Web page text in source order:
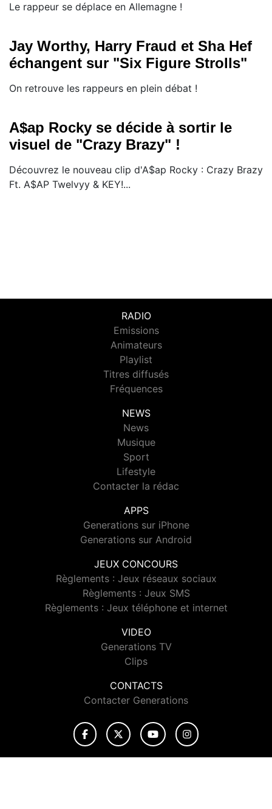
Le rappeur se déplace en Allemagne !
Jay Worthy, Harry Fraud et Sha Hef
échangent sur "Six Figure Strolls"
On retrouve les rappeurs en plein débat !
A$ap Rocky se décide à sortir le
visuel de "Crazy Brazy" !
Découvrez le nouveau clip d'A$ap Rocky : Crazy Brazy
Ft. A$AP Twelvyy & KEY!...
RADIO
Emissions
Animateurs
Playlist
Titres diffusés
Fréquences
NEWS
News
Musique
Sport
Lifestyle
Contacter la rédac
APPS
Generations sur iPhone
Generations sur Android
JEUX CONCOURS
Règlements : Jeux réseaux sociaux
Règlements : Jeux SMS
Règlements : Jeux téléphone et internet
VIDEO
Generations TV
Clips
CONTACTS
Contacter Generations